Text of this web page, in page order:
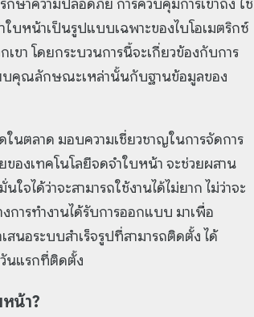
ษาความปลอดภัย การควบคุมการเข้าถึง ใช้
ใบหน้าเป็นรูปแบบเฉพาะของไบโอเมตริกซ์
า โดยกระบวนการนี้จะเกี่ยวข้องกับการ
บคุณลักษณะเหล่านั้นกับฐานข้อมูลของ
นตลาด มอบความเชี่ยวชาญในการจัดการ
ของเทคโนโลยีจดจำใบหน้า จะช่วยผสาน
ได้ว่าจะสามารถใช้งานได้ไม่ยาก ไม่ว่าจะ
ารทำงานได้รับการออกแบบ มาเพื่อ
นอระบบสำเร็จรูปที่สามารถติดตั้ง ได้
นแรกที่ติดตั้ง
น้า?